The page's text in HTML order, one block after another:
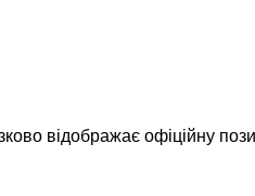
відображає офіційну